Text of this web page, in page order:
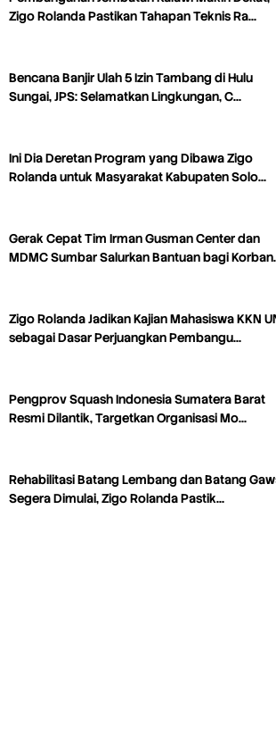
Zigo Rolanda Pastikan Tahapan Teknis Ra…
Bencana Banjir Ulah 5 Izin Tambang di Hulu
Sungai, JPS: Selamatkan Lingkungan, C…
Ini Dia Deretan Program yang Dibawa Zigo
Rolanda untuk Masyarakat Kabupaten Solo…
Gerak Cepat Tim Irman Gusman Center dan
MDMC Sumbar Salurkan Bantuan bagi
Zigo Rolanda Jadikan Kajian Mahasiswa KKN
sebagai Dasar Perjuangkan Pembangu…
Pengprov Squash Indonesia Sumatera Barat
Resmi Dilantik, Targetkan Organisasi Mo…
Rehabilitasi Batang Lembang dan Batang
Segera Dimulai, Zigo Rolanda Pastik…